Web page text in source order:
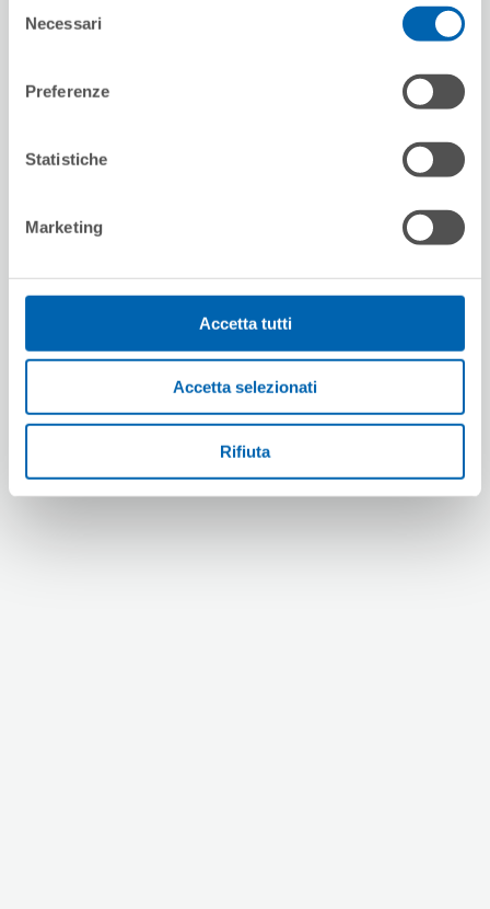
delNecessari
Preferenze
Statistiche
Marketing
Accetta tutti
Accetta selezionati
Rifiuta